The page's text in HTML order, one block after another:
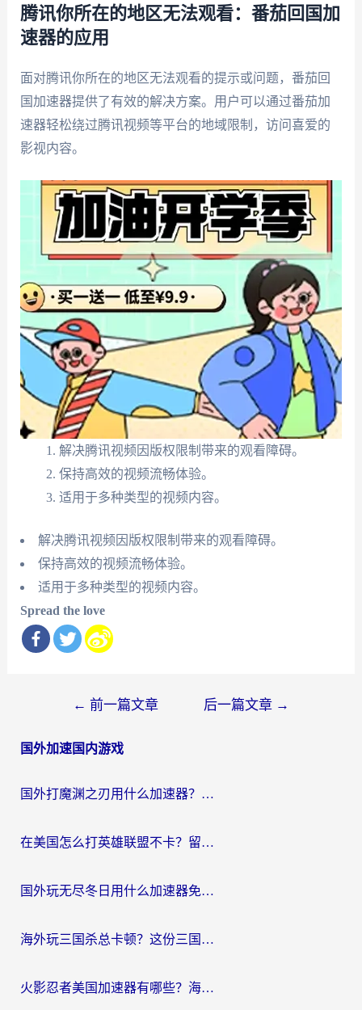
腾讯你所在的地区无法观看：番茄回国加
速器的应用
面对腾讯你所在的地区无法观看的提示或问题，番茄回
国加速器提供了有效的解决方案。用户可以通过番茄加
速器轻松绕过腾讯视频等平台的地域限制，访问喜爱的
影视内容。
解决腾讯视频因版权限制带来的观看障碍。
保持高效的视频流畅体验。
适用于多种类型的视频内容。
解决腾讯视频因版权限制带来的观看障碍。
保持高效的视频流畅体验。
适用于多种类型的视频内容。
Spread the love
导
← 前一篇文章 后一篇文章 →
国外加速国内游戏
国外打魔渊之刃用什么加速器？2026海外玩家国服游戏加速全攻略（附闪耀暖暖&复苏的魔女避坑指南）
在美国怎么打英雄联盟不卡？留学生亲测的国服游戏加速全攻略
国外玩无尽冬日用什么加速器免费？海外党国服游戏加速避坑指南
海外玩三国杀总卡顿？这份三国杀游戏加速器指南帮你告别延迟烦恼
火影忍者美国加速器有哪些？海外党亲测的国服游戏加速全攻略（含菲律宾玩三国之刃守望黎明技巧）